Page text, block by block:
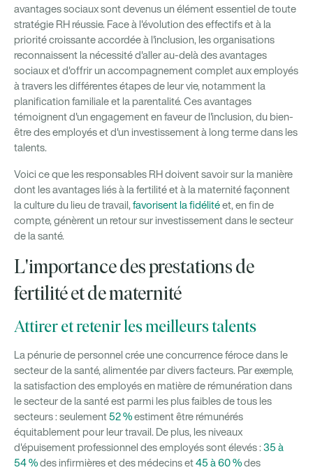
avantages sociaux sont devenus un élément essentiel de toute
stratégie RH réussie. Face à l'évolution des effectifs et à la
priorité croissante accordée à l'inclusion, les organisations
reconnaissent la nécessité d'aller au-delà des avantages
sociaux et d'offrir un accompagnement complet aux employés
à travers les différentes étapes de leur vie, notamment la
planification familiale et la parentalité. Ces avantages
témoignent d'un engagement en faveur de l'inclusion, du bien-
être des employés et d'un investissement à long terme dans les
talents.
Voici ce que les responsables RH doivent savoir sur la manière
dont les avantages liés à la fertilité et à la maternité façonnent
la culture du lieu de travail, favorisent la fidélitéet, en fin de
compte, génèrent un retour sur investissement dans le secteur
de la santé.
L'importance des prestations de
fertilité et de maternité
Attirer et retenir les meilleurs talents
La pénurie de personnel crée une concurrence féroce dans le
secteur de la santé, alimentée par divers facteurs. Par exemple,
la satisfaction des employés en matière de rémunération dans
le secteur de la santé est parmi les plus faibles de tous les
secteurs : seulement52 %estiment être rémunérés
équitablement pour leur travail. De plus, les niveaux
d'épuisement professionnel des employés sont élevés :35 à
54 %des infirmières et des médecins et45 à 60 %des